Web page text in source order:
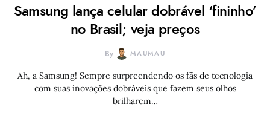
Samsung lança celular dobrável ‘fininho’
no Brasil; veja preços
By MAUMAU
Ah, a Samsung! Sempre surpreendendo os fãs de tecnologia
com suas inovações dobráveis que fazem seus olhos
brilharem…